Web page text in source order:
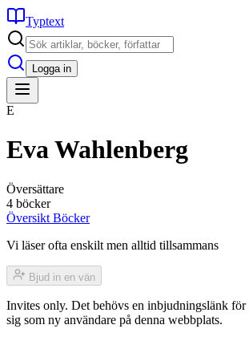
Typtext
Logga in
E
Eva Wahlenberg
Översättare
4 böcker
Översikt Böcker
Vi läser ofta enskilt men alltid tillsammans
Bjud in en vän
Invites only. Det behövs en inbjudningslänk för
sig som ny användare på denna webbplats.